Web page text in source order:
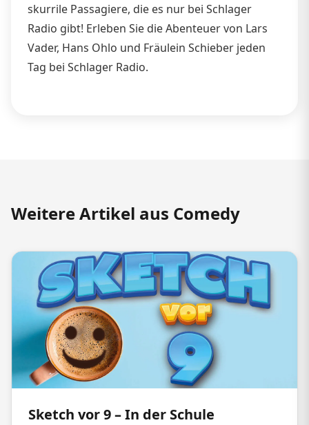
skurrile Passagiere, die es nur bei Schlager
Radio gibt! Erleben Sie die Abenteuer von Lars
Vader, Hans Ohlo und Fräulein Schieber jeden
Tag bei Schlager Radio.
Weitere Artikel aus Comedy
Sketch vor 9 – In der Schule